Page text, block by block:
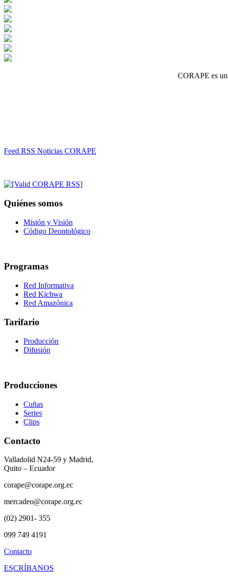
CORAPE es
Feed RSS Noticias CORAPE
Quiénes somos
Misión y Visión
Código Deontológico
Programas
Red Informativa
Red Kichwa
Red Amazónica
Tarifario
Producción
Difusión
Producciones
Cuñas
Series
Clips
Contacto
Valladolid N24-59 y Madrid,
Quito – Ecuador
corape@corape.org.ec
mercadeo@corape.org.ec
(02) 2901- 355
099 749 4191
Contacto
ESCRÍBANOS